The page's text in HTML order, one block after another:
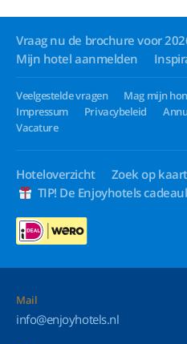
Vraag nu de brochure voor
Mijn hotel aanmelden
Veelgestelde vragen Mag mijn
Impressum
Privacybeleid
Vacature
Hoteloverzicht Zoek op kaart
TIP! De Enjoyhotels
Mail
info@enjoyhotels.nl